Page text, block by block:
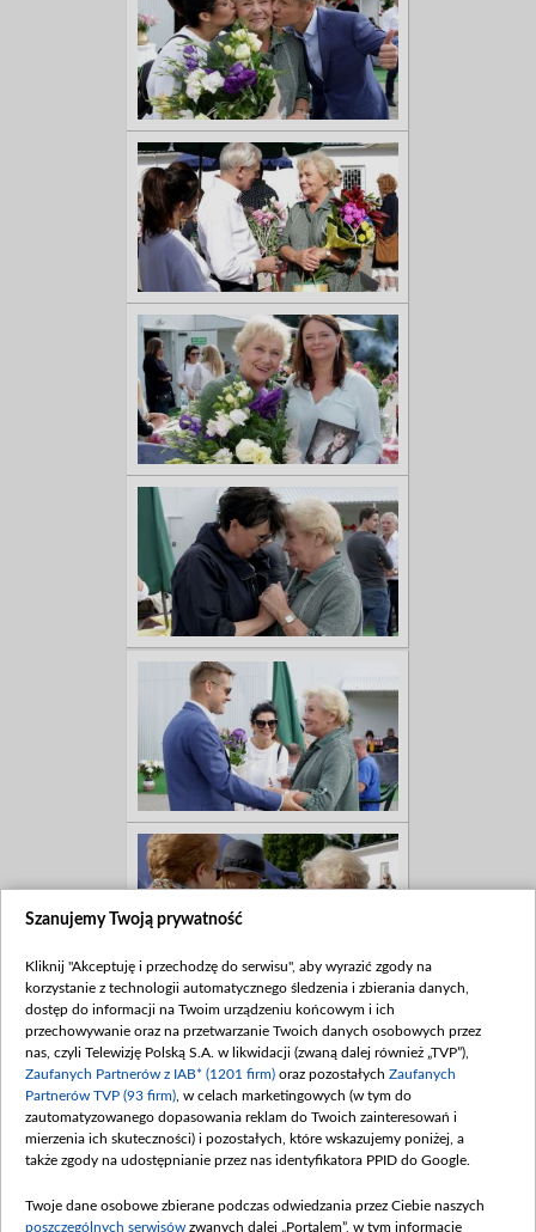
Szanujemy Twoją prywatność
Kliknij "Akceptuję i przechodzę do serwisu", aby wyrazić zgody na
korzystanie z technologii automatycznego śledzenia i zbierania danych,
dostęp do informacji na Twoim urządzeniu końcowym i ich
przechowywanie oraz na przetwarzanie Twoich danych osobowych przez
nas, czyli Telewizję Polską S.A. w likwidacji (zwaną dalej również „TVP”),
Zaufanych Partnerów z IAB* (1201 firm) oraz pozostałych Zaufanych
Partnerów TVP (93 firm) , w celach marketingowych (w tym do
zautomatyzowanego dopasowania reklam do Twoich zainteresowań i
mierzenia ich skuteczności) i pozostałych, które wskazujemy poniżej, a
także zgody na udostępnianie przez nas identyfikatora PPID do Google.
Twoje dane osobowe zbierane podczas odwiedzania przez Ciebie naszych
poszczególnych serwisów zwanych dalej „Portalem”, w tym informacje